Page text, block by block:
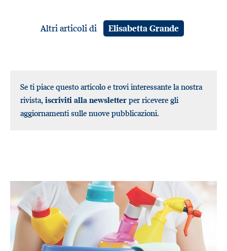
Altri articoli di Elisabetta Grande
Se ti piace questo articolo e trovi interessante la nostra
rivista, iscriviti alla newsletter per ricevere gli
aggiornamenti sulle nuove pubblicazioni.